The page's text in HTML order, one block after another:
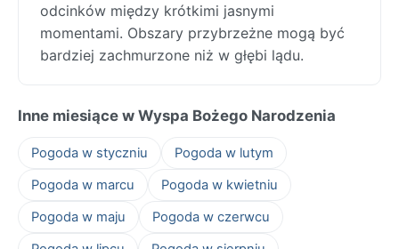
odcinków między krótkimi jasnymi
momentami. Obszary przybrzeżne mogą być
bardziej zachmurzone niż w głębi lądu.
Inne miesiące w Wyspa Bożego Narodzenia
Pogoda w styczniu
Pogoda w lutym
Pogoda w marcu
Pogoda w kwietniu
Pogoda w maju
Pogoda w czerwcu